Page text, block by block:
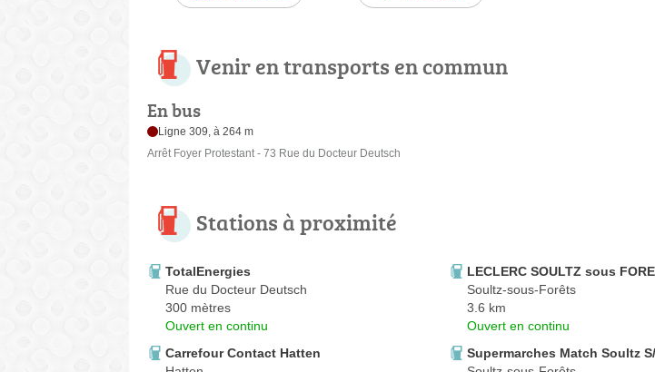
Venir en transports en commun
En bus
Ligne 309, à 264 m
Arrêt Foyer Protestant - 73 Rue du Docteur Deutsch
Stations à proximité
TotalEnergies
Rue du Docteur Deutsch
300 mètres
Ouvert en continu
LECLERC SOULTZ sous
Soultz-sous-Forêts
3.6 km
Ouvert en continu
Carrefour Contact Hatten
Supermarches Match Soultz